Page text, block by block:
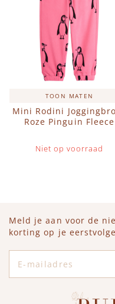
TOON MATEN
Mini Rodini
Roze Pinguin Fleece
Niet op voorraad
Meld je aan voor de
korting op je